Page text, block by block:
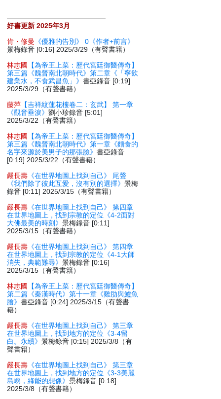
好書更新 2025年3月
肯・修曼
《優雅的告別》 0《作者+前言》
景梅錄音 [0:16] 2025/3/29（有聲書籍）
林志國
【為帝王上菜：歷代宮廷御醫傳奇】
第三篇《魏晉南北朝時代》第二章《「寧飲
建業水，不食武昌魚」》書亞錄音 [0:19]
2025/3/29（有聲書籍）
藤萍 【吉祥紋蓮花樓卷二：玄武】 第一章
《觀音垂淚》劉小珍錄音 [5:01]
2025/3/22（有聲書籍）
林志國
【為帝王上菜：歷代宮廷御醫傳奇】
第三篇《魏晉南北朝時代》第一章《麵食的
名字來源於美男子的那張臉》書亞錄音
[0:19] 2025/3/22（有聲書籍）
嚴長壽 《在世界地圖上找到自己》 尾聲
《我們除了彼此互愛，沒有別的選擇》景梅
錄音 [0:11] 2025/3/15（有聲書籍）
嚴長壽 《在世界地圖上找到自己》 第四章
在世界地圖上，找到宗教的定位《4-2面對
大佛最美的時刻》景梅錄音 [0:11]
2025/3/15（有聲書籍）
嚴長壽 《在世界地圖上找到自己》 第四章
在世界地圖上，找到宗教的定位《4-1大師
消失，典範難尋》景梅錄音 [0:16]
2025/3/15（有聲書籍）
林志國
【為帝王上菜：歷代宮廷御醫傳奇】
第二篇《秦漢時代》第十一章《雞肋與鱸魚
膾》書亞錄音 [0:24] 2025/3/15（有聲書
籍）
嚴長壽 《在世界地圖上找到自己》 第三章
在世界地圖上，找到地方的定位《3-4留
白。永續》景梅錄音 [0:15] 2025/3/8（有
聲書籍）
嚴長壽 《在世界地圖上找到自己》 第三章
在世界地圖上，找到地方的定位《3-3美麗
島嶼，綠能的想像》景梅錄音 [0:18]
2025/3/8（有聲書籍）